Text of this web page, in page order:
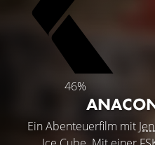
46%
Ein Abenteuerfilm mit